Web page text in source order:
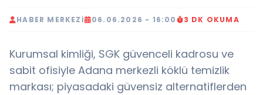
HABER MERKEZI 06.06.2026 - 16:00 3 DK OKUMA
Kurumsal kimliği, SGK güvenceli kadrosu ve
sabit ofisiyle Adana merkezli köklü temizlik
markası; piyasadaki güvensiz alternatiflerden